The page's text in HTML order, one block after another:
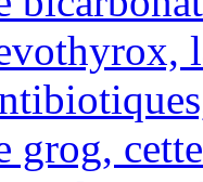
grog,